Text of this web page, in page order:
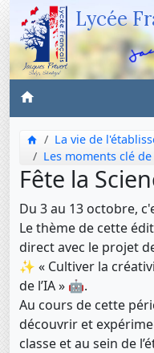
Lycée
La vie de
Les moments clé
Fête la
Du 3 au 13 octobre,
Le thème de cette
direct avec le projet
✨ « Cultiver la
de l’IA » 🤖.
Au cours de cette
découvrir et
classe et au sein de